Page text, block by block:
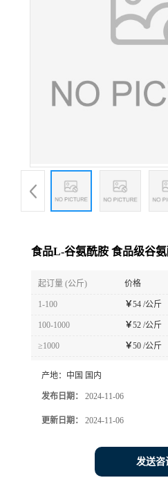
食品L-谷氨酰胺 食品级谷
起订量 (公斤) 价格
1-100 ￥54 /公斤
100-1000 ￥52 /公斤
≥1000 ￥50 /公斤
产地： 中国 国内
发布日期： 2024-11-06
更新日期： 2024-11-06
发送咨